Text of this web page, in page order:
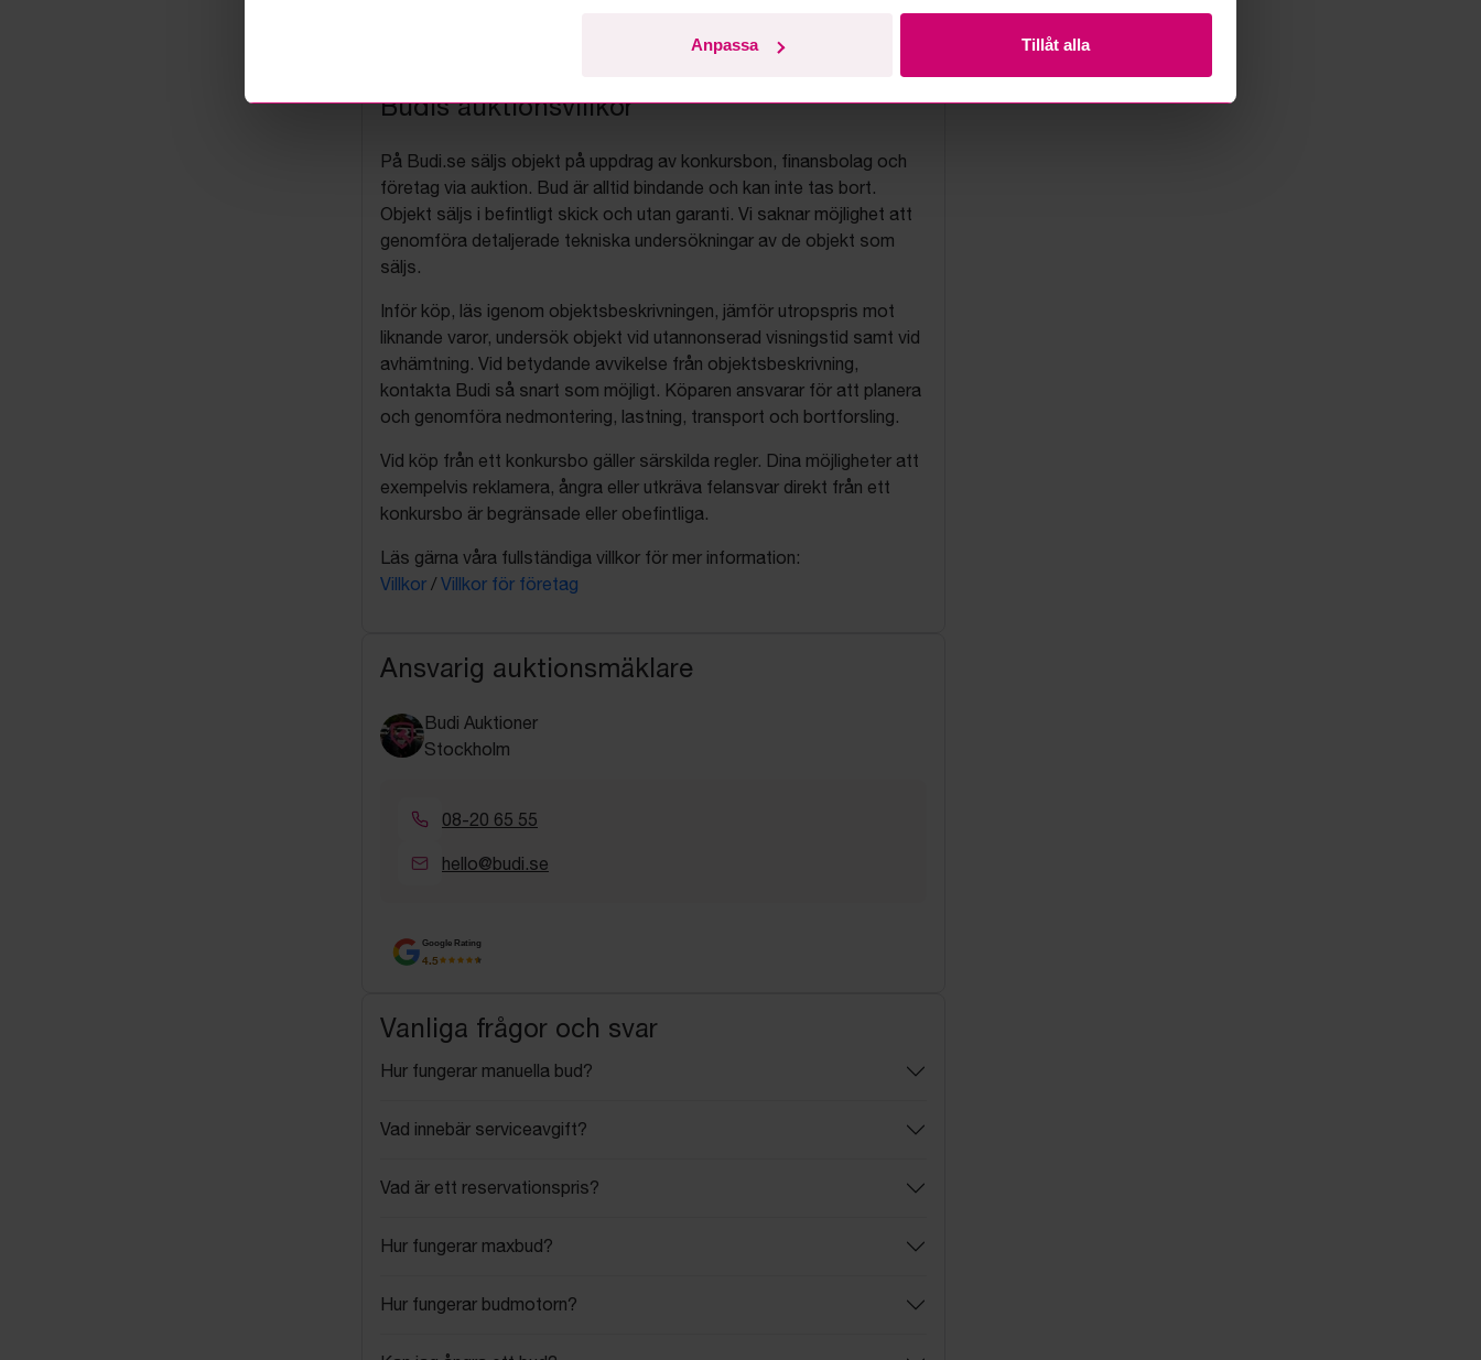
Anpassa Tillåt alla
Budis auktionsvillkor
På Budi.se säljs objekt på uppdrag av konkursbon, finansbolag och
företag via auktion. Bud är alltid bindande och kan inte tas bort.
Objekt säljs i befintligt skick och utan garanti. Vi saknar möjlighet att
genomföra detaljerade tekniska undersökningar av de objekt som
säljs.
Inför köp, läs igenom objektsbeskrivningen, jämför utropspris mot
liknande varor, undersök objekt vid utannonserad visningstid samt vid
avhämtning. Vid betydande avvikelse från objektsbeskrivning,
kontakta Budi så snart som möjligt. Köparen ansvarar för att planera
och genomföra nedmontering, lastning, transport och bortforsling.
Vid köp från ett konkursbo gäller särskilda regler. Dina möjligheter att
exempelvis reklamera, ångra eller utkräva felansvar direkt från ett
konkursbo är begränsade eller obefintliga.
Läs gärna våra fullständiga villkor för mer information:
Villkor / Villkor för företag
Ansvarig auktionsmäklare
Budi Auktioner
Stockholm
08-20 65 55
hello@budi.se
Google Rating
4.5
Vanliga frågor och svar
Hur fungerar manuella bud?
Vad innebär serviceavgift?
Vad är ett reservationspris?
Hur fungerar maxbud?
Hur fungerar budmotorn?